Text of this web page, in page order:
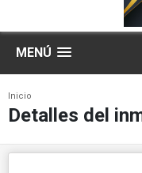
MENÚ
Inicio
Detalles del